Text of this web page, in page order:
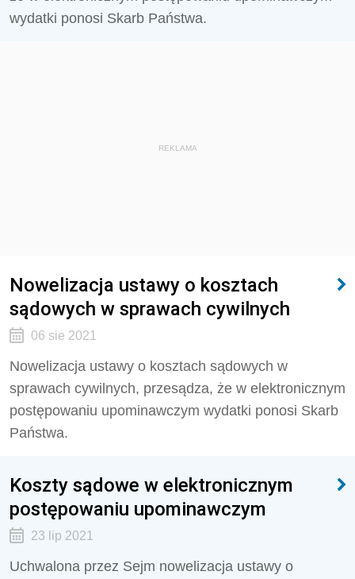
wydatki ponosi Skarb Państwa.
REKLAMA
Nowelizacja ustawy o kosztach
sądowych w sprawach cywilnych
06 sie 2021
Nowelizacja ustawy o kosztach sądowych w
sprawach cywilnych, przesądza, że w elektronicznym
postępowaniu upominawczym wydatki ponosi Skarb
Państwa.
Koszty sądowe w elektronicznym
postępowaniu upominawczym
23 lip 2021
Uchwalona przez Sejm nowelizacja ustawy o